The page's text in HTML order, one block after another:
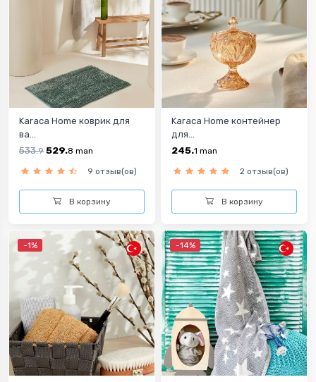
Karaca Home коврик для
ва...
533.9 529.8 man
9 отзыв(ов)
В корзину
Karaca Home контейнер
для...
245.1 man
2 отзыв(ов)
В корзину
-1% -14%